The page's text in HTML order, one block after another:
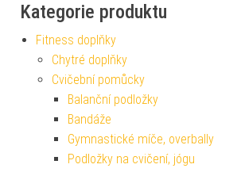
Kategorie produktu
Fitness doplňky
Chytré doplňky
Cvičební pomůcky
Balanční podložky
Bandáže
Gymnastické míče, overbally
Podložky na cvičení, jógu